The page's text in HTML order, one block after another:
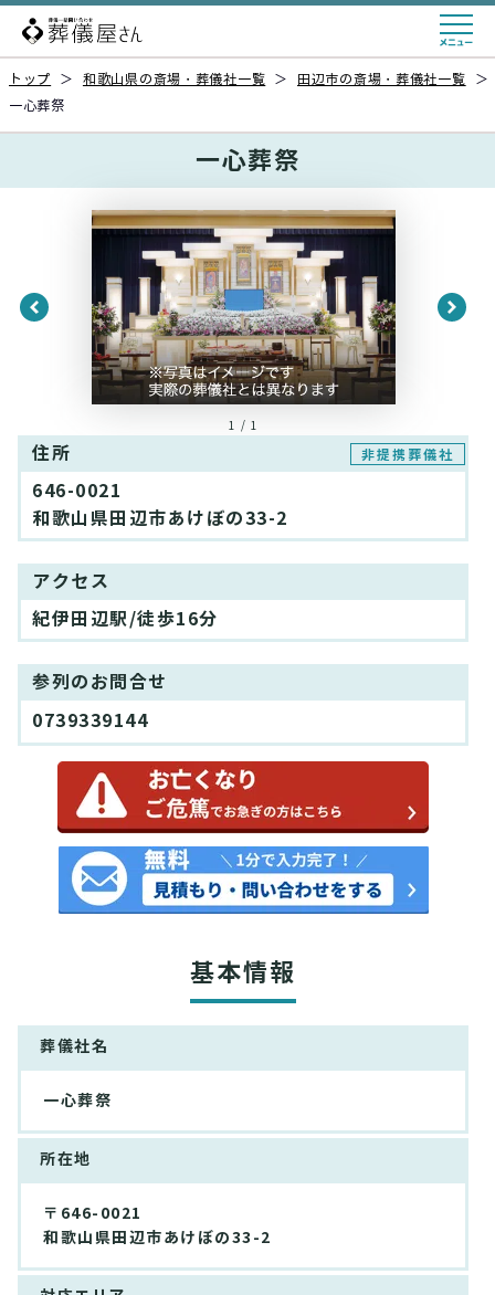
トップ ＞ 和歌山県の斎場・葬儀社一覧 ＞ 田辺市の斎場・葬儀社一覧
＞
一心葬祭
一心葬祭
1 / 1
住所 非提携葬儀社
646-0021
和歌山県田辺市あけぼの33-2
アクセス
紀伊田辺駅/徒歩16分
参列のお問合せ
0739339144
基本情報
葬儀社名
一心葬祭
所在地
〒646-0021
和歌山県田辺市あけぼの33-2